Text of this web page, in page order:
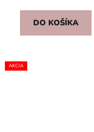
DO KOŠÍKA
AKCIA